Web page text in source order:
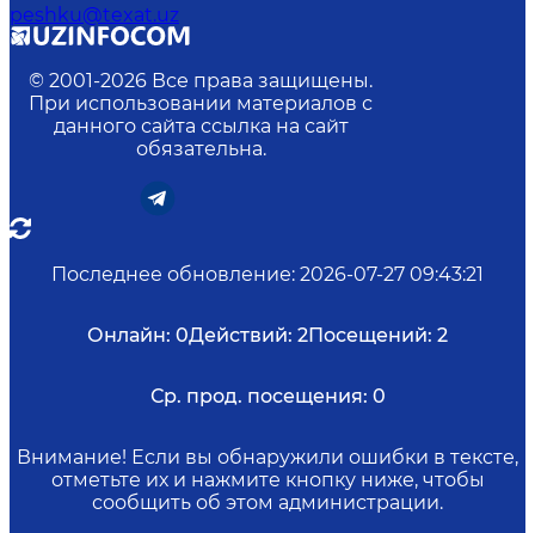
peshku@texat.uz
© 2001-2026 Все права защищены.
При использовании материалов с
данного сайта ссылка на сайт
обязательна.
Последнее обновление: 2026-07-27 09:43:21
Онлайн: 0Действий: 2Посещений: 2
Ср. прод. посещения: 0
Внимание! Если вы обнаружили ошибки в тексте,
отметьте их и нажмите кнопку ниже, чтобы
сообщить об этом администрации.